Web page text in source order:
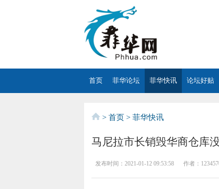
首页 菲华论坛 菲华快讯 论坛好贴
> 首页 > 菲华快讯
马尼拉市长销毁华商仓库
发布时间： 2021-01-12 09:53:58 作者：